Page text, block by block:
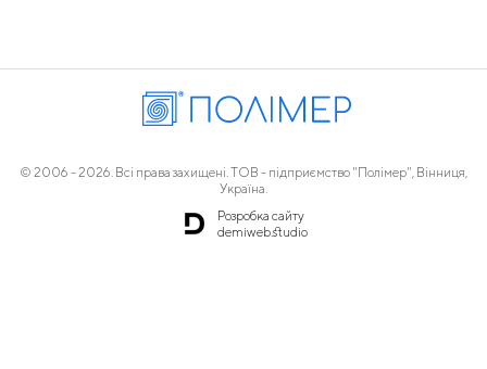
© 2006 - 2026. Всі права захищені. ТОВ - підприємство "Полімер", Вінниця,
Україна.
Розробка сайту
demiweb.studio